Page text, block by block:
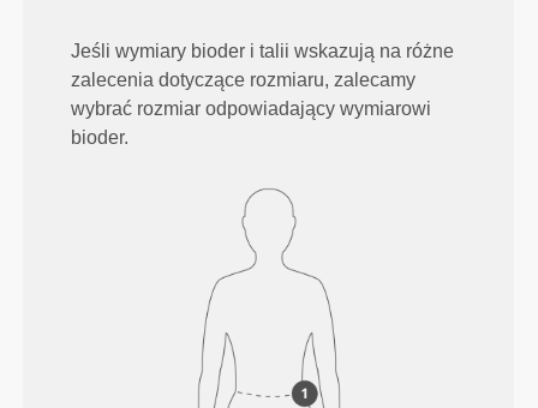
Jeśli wymiary bioder i talii wskazują na różne
zalecenia dotyczące rozmiaru, zalecamy
wybrać rozmiar odpowiadający wymiarowi
bioder.